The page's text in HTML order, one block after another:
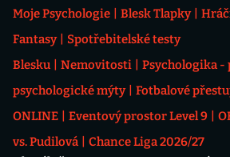
Moje Psychologie Blesk Tlapky
Fantasy
Spotřebitelské testy
Blesku
Nemovitosti
Psychologika
psychologické mýty
Fotbalové
ONLINE
Eventový prostor Level 9
vs. Pudilová
Chance Liga 2026/27